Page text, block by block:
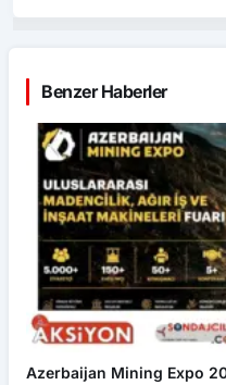
Benzer Haberler
Azerbaijan Mining Expo